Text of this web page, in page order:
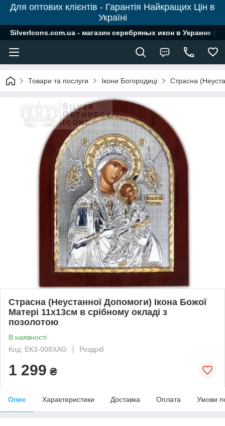
Для оптових клієнтів - Гарантія Найкращих Цін в
Україні
SilverIcons.com.ua - магазин серебряных икон в Украине (
Товари та послуги Ікони Богородиці Страсна
Страсна (Неустанної Допомоги) Ікона Божої
Матері 11х13см в срібному окладі з
позолотою
В наявності
Код: EK3-008XAG
Роздріб
1 299 ₴
Опис Характеристики Доставка Оплата Умови